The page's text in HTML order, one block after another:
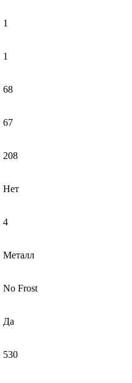
1
1
68
67
208
Нет
4
Металл
No Frost
Да
530